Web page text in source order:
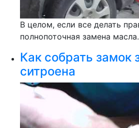
В целом, если все делать
полнопоточная замена
Как собрать замок
ситроена